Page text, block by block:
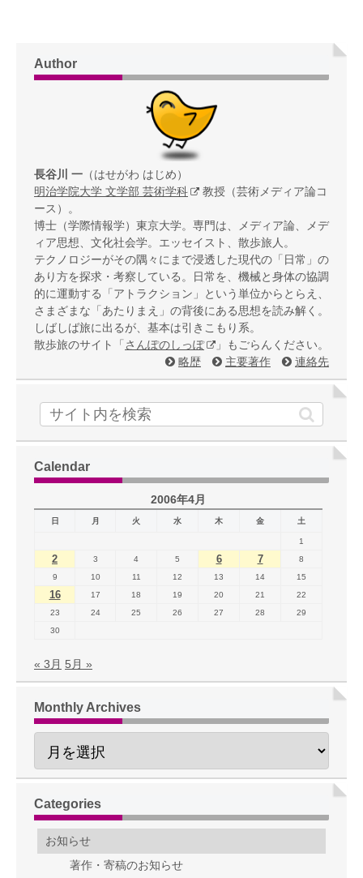
Author
長谷川 一 （はせがわ はじめ）
明治学院大学 文学部 芸術学科
教授（芸術メディア論コ
ース）。
博士（学際情報学）東京大学。専門は、メディア論、メデ
ィア思想、文化社会学。エッセイスト、散歩旅人。
テクノロジーがその隅々にまで浸透した現代の「日常」の
あり方を探求・考察している。日常を、機械と身体の協調
的に運動する「アトラクション」という単位からとらえ、
さまざまな「あたりまえ」の背後にある思想を読み解く。
しばしば旅に出るが、基本は引きこもり系。
散歩旅のサイト「 さんぽのしっぽ
」もごらんください。
略歴
主要著作 連絡先
Calendar
2006年4月
日 月 火 水 木 金 土
1
2 3 4 5 6 7
8
9
10 11 12 13 14 15
16 17 18 19 20 21
22
23
24 25 26 27 28
29
30
« 3月 5月 »
Monthly Archives
Categories
お知らせ
著作・寄稿のお知らせ